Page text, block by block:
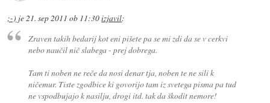
;-) je21. sep 2011 ob 11:30izjavil:
Zraven takih bedarij kot eni pišete pa se mi zdi da se v cerkvi
nebo naučil nič slabega - prej dobrega.
Tam ti noben ne reče da nosi denar tja, noben te ne sili k
ničemur. Tiste zgodbice ki govorijo tam iz svetega pisma pa tud
ne vspodbujajo k nasilju, drogi itd. tak da škodit nemore!